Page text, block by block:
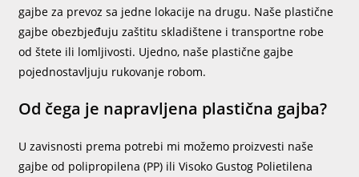
gajbe za prevoz sa jedne lokacije na drugu. Naše plastične
gajbe obezbjeđuju zaštitu skladištene i transportne robe
od štete ili lomljivosti. Ujedno, naše plastične gajbe
pojednostavljuju rukovanje robom.
Od čega je napravljena plastična gajba?
U zavisnosti prema potrebi mi možemo proizvesti naše
gajbe od polipropilena (PP) ili Visoko Gustog Polietilena